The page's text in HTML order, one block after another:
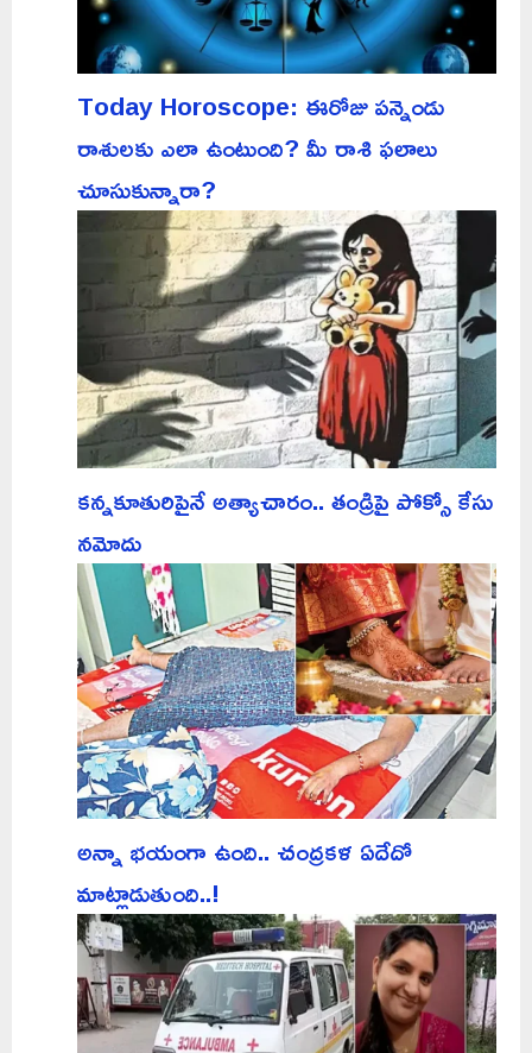
Today Horoscope: ఈరోజు పన్నెండు
రాశులకు ఎలా ఉంటుంది? మీ రాశి ఫలాలు
చూసుకున్నారా?
కన్నకూతురిపైనే అత్యాచారం.. తండ్రిపై పోక్సో కేసు
నమోదు
అన్నా భయంగా ఉంది.. చంద్రకళ ఏదేదో
మాట్లాడుతుంది..!